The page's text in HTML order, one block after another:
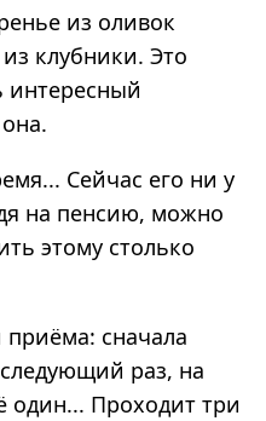
из оливок
клубники. Это
интересный
Сейчас его ни у
на пенсию, можно
этому столько
приёма: сначала
раз, на
Проходит три